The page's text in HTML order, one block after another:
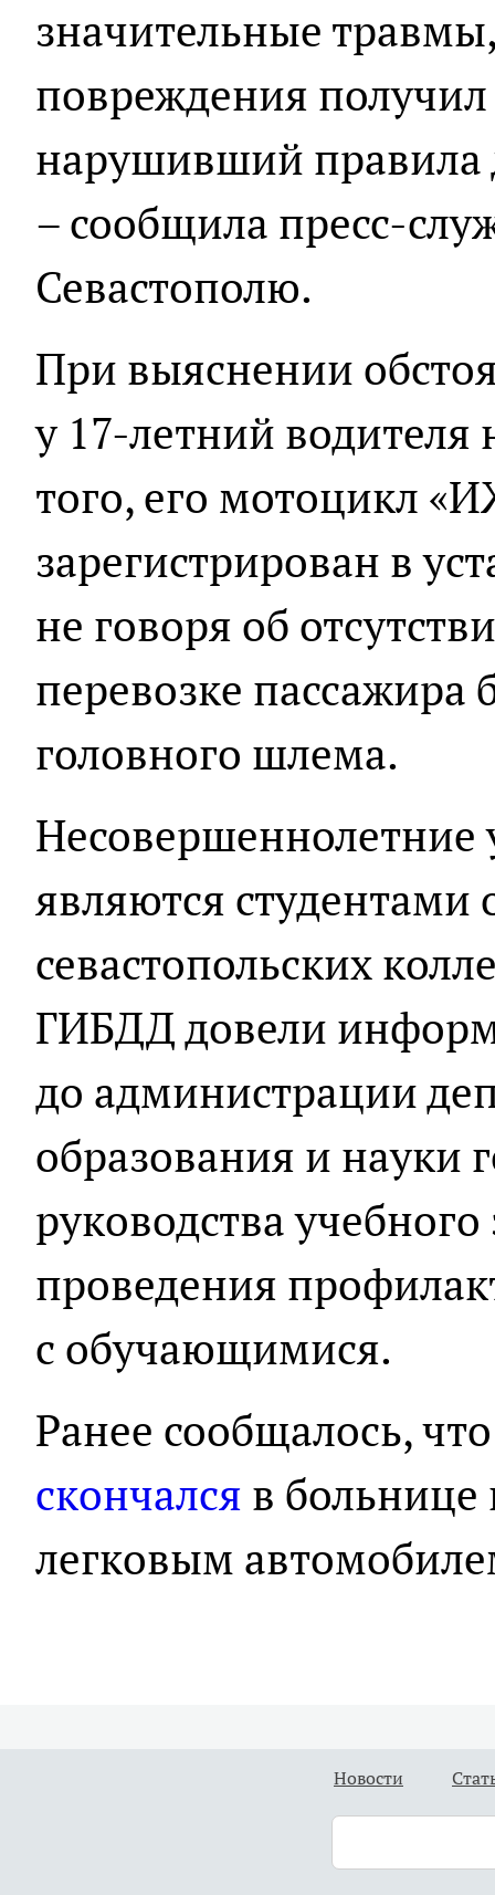
значительные
повреждения
нарушивший правила
– сообщила пресс-
Севастополю.
При выяснении
у 17-летний
того, его мотоцикл
зарегистрирован в
не говоря об
перевозке пассажира
головного шлема.
Несовершеннолетние
являются студентами
севастопольских
ГИБДД довели
до администрации
образования и науки
руководства
проведения
с обучающимися.
Ранее сообщалось,
скончался в больнице
легковым
Новости